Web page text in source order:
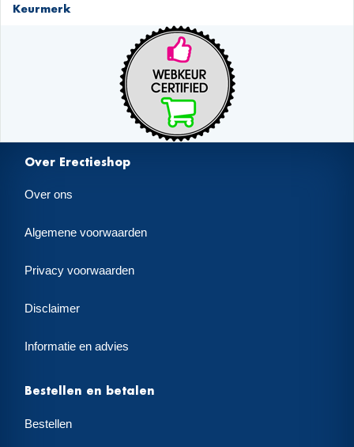
Keurmerk
Over Erectieshop
Over ons
Algemene voorwaarden
Privacy voorwaarden
Disclaimer
Informatie en advies
Bestellen en betalen
Bestellen